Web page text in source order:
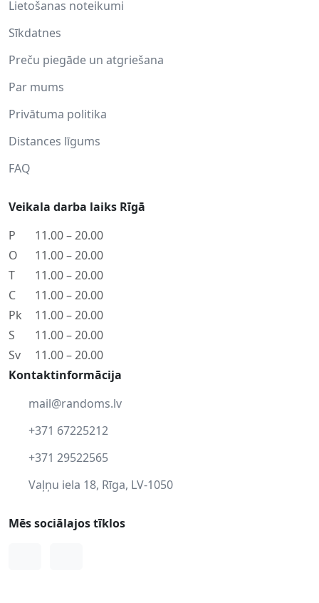
Lietošanas noteikumi
Sīkdatnes
Preču piegāde un atgriešana
Par mums
Privātuma politika
Distances līgums
FAQ
Veikala darba laiks Rīgā
P
11.00 – 20.00
O
11.00 – 20.00
T
11.00 – 20.00
C
11.00 – 20.00
Pk
11.00 – 20.00
S
11.00 – 20.00
Sv
11.00 – 20.00
Kontaktinformācija
mail@randoms.lv
+371 67225212
+371 29522565
Vaļņu iela 18, Rīga, LV-1050
Mēs sociālajos tīklos